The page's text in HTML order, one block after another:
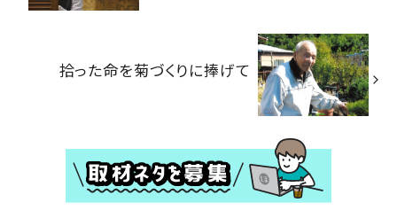
拾った命を菊づくりに捧げて